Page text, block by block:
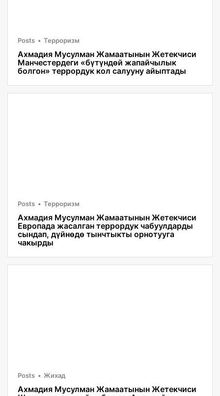
Posts Терроризм
Ахмадия Мусулман Жамаатынын Жетекчиси
Манчестердеги «бүтүндөй жапайчылык
болгон» террордук кол салууну айыптады
Posts Терроризм
Ахмадия Мусулман Жамаатынын Жетекчиси
Европада жасалган террордук чабуулдарды
сындап, дүйнөдө тынчтыкты орнотууга
чакырды
Posts Жихад
Ахмадия Мусулман Жамаатынын Жетекчиси